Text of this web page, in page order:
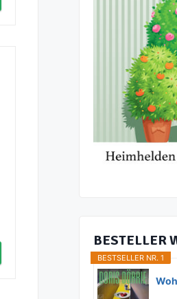
BESTELLER
BESTSELLER NR. 1